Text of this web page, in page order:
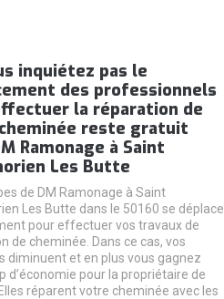
inquiétez pas le
des professionnels
la réparation de
reste gratuit
Ramonage à Saint
Les Butte
de DM Ramonage à Saint
Les Butte dans le 50160 se déplace
pour effectuer vos travaux de
de cheminée. Dans ce cas, vos
diminuent et en plus vous gagnez
d’économie pour la propriétaire de
réparent votre cheminée avec les